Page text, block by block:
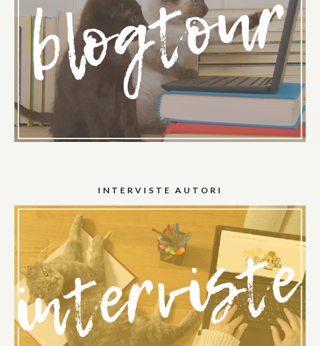
INTERVISTE AUTORI